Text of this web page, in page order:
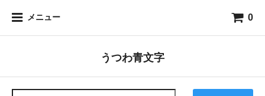
メニュー 0
うつわ青文字